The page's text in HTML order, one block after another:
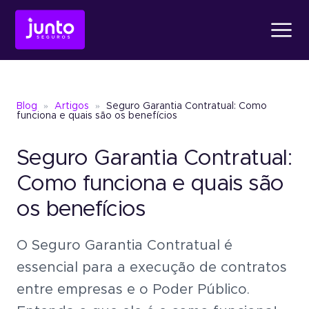
Conheça oFiança
Conheça o Seguro
Um jeito simples de
garantia sem bloquear
Produtos
Conheça oFiança Locatícia
Conheça oSeguro Garantia
Seguro GarantiaJudicial
Um jeito simples de oferecer garantia
Atendimento
Sobre a Junto
Blog
Blog » Artigos »
Seguro Garantia Contratual: Como
funciona e quais são os benefícios
Seguro Garantia Contratual:
Como funciona e quais são
os benefícios
O Seguro Garantia Contratual é
essencial para a execução de contratos
entre empresas e o Poder Público.